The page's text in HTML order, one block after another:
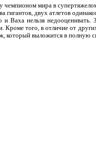
чемпионом мира в
двух атлетов
нельзя недооценивать.
Кроме того, в отличие от
который выложится в полную